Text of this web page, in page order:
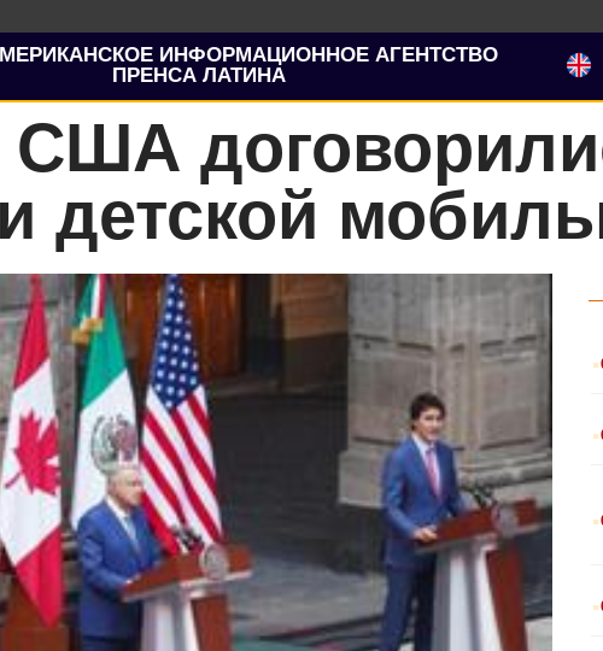
ИНФОРМАЦИОННОЕ АГЕНТСТВО
ПРЕНСА ЛАТИНА
США
детской
.
.
.
.